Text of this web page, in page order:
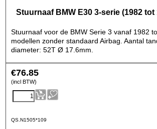
Stuurnaaf BMW E30 3-serie (1982 tot
Stuurnaaf voor de BMW Serie 3 vanaf 1982
modellen zonder standaard Airbag. Aantal
diameter: 52T Ø 17.6mm.
€76.85
(incl BTW)
QS.N1505*109